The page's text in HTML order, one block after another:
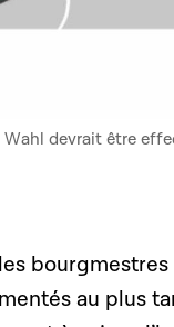
devrait être
au plus